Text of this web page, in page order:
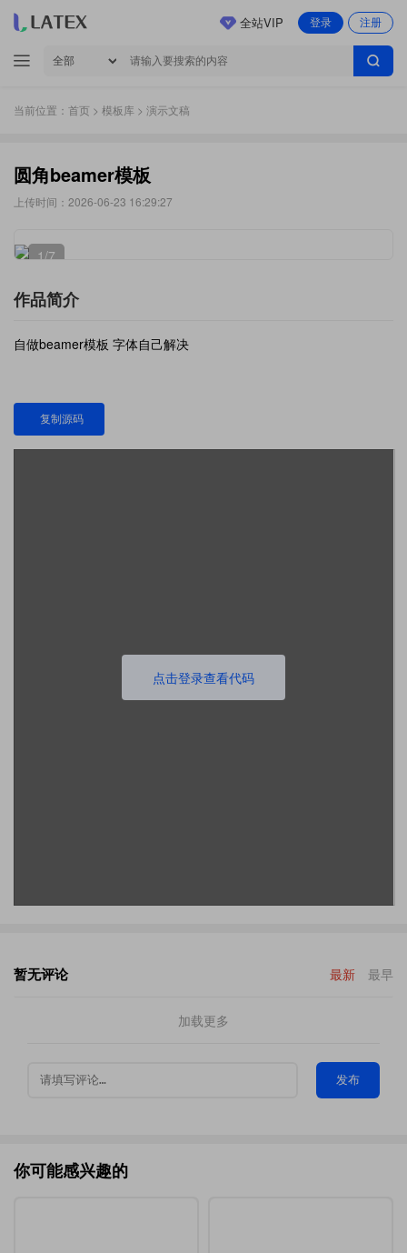
登录 注册
全站VIP
当前位置： 首页 > 模板库 > 演示文稿
圆角beamer模板
上传时间：2026-06-23 16:29:27
1/7
作品简介
自做beamer模板 字体自己解决
复制源码
点击登录查看代码
暂无评论 最新 最早
加载更多
发布
你可能感兴趣的